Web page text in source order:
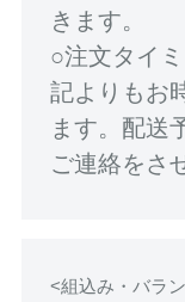
きます。
○注文タイ
記よりもお
ます。配送
ご連絡をさ
<組込み・バラ